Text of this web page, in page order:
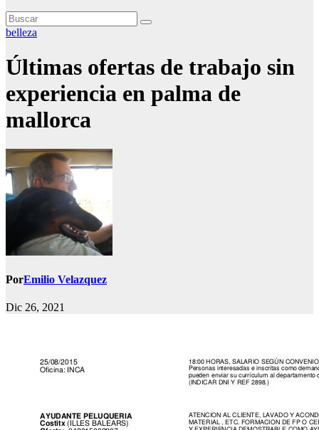
belleza
Últimas ofertas de trabajo sin
experiencia en palma de
mallorca
PorEmilio Velazquez
Dic 26, 2021